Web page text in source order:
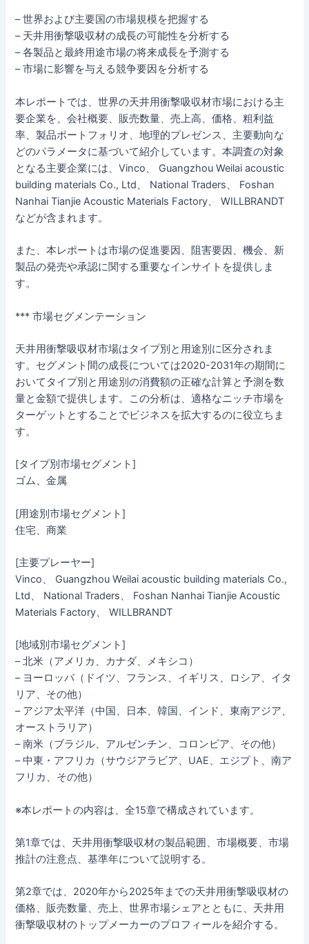
– 世界および主要国の市場規模を把握する
– 天井用衝撃吸収材の成長の可能性を分析する
– 各製品と最終用途市場の将来成長を予測する
– 市場に影響を与える競争要因を分析する
本レポートでは、世界の天井用衝撃吸収材市場における主
要企業を、会社概要、販売数量、売上高、価格、粗利益
率、製品ポートフォリオ、地理的プレゼンス、主要動向な
どのパラメータに基づいて紹介しています。本調査の対象
となる主要企業には、Vinco、 Guangzhou Weilai acoustic
building materials Co., Ltd、 National Traders、 Foshan
Nanhai Tianjie Acoustic Materials Factory、 WILLBRANDT
などが含まれます。
また、本レポートは市場の促進要因、阻害要因、機会、新
製品の発売や承認に関する重要なインサイトを提供しま
す。
*** 市場セグメンテーション
天井用衝撃吸収材市場はタイプ別と用途別に区分されま
す。セグメント間の成長については2020-2031年の期間に
おいてタイプ別と用途別の消費額の正確な計算と予測を数
量と金額で提供します。この分析は、適格なニッチ市場を
ターゲットとすることでビジネスを拡大するのに役立ちま
す。
[タイプ別市場セグメント]
ゴム、金属
[用途別市場セグメント]
住宅、商業
[主要プレーヤー]
Vinco、 Guangzhou Weilai acoustic building materials Co.,
Ltd、 National Traders、 Foshan Nanhai Tianjie Acoustic
Materials Factory、 WILLBRANDT
[地域別市場セグメント]
– 北米（アメリカ、カナダ、メキシコ）
– ヨーロッパ（ドイツ、フランス、イギリス、ロシア、イタ
リア、その他）
– アジア太平洋（中国、日本、韓国、インド、東南アジア、
オーストラリア）
– 南米（ブラジル、アルゼンチン、コロンビア、その他）
– 中東・アフリカ（サウジアラビア、UAE、エジプト、南ア
フリカ、その他）
※本レポートの内容は、全15章で構成されています。
第1章では、天井用衝撃吸収材の製品範囲、市場概要、市場
推計の注意点、基準年について説明する。
第2章では、2020年から2025年までの天井用衝撃吸収材の
価格、販売数量、売上、世界市場シェアとともに、天井用
衝撃吸収材のトップメーカーのプロフィールを紹介する。